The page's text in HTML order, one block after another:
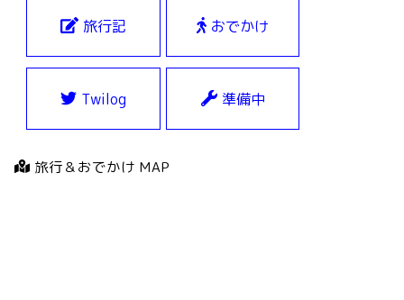
旅行記 おでかけ
Twilog 準備中
旅行＆おでかけ MAP